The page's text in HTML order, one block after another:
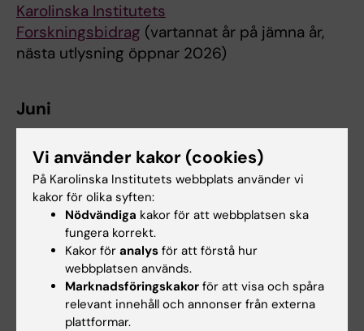
Karolinska Institutets
Forskningsbidrag (vartannat år på jämna år,
nästa utlysning öppnar 2026)
Juni
Juli
Augusti
KI resebidrag (period 3) inkl digitala
arrangemang(resor mellan november - april)
Axel Hirsch resebidrag (period 3)(resor
Vi använder kakor (cookies)
På Karolinska Institutets webbplats använder vi
kakor för olika syften:
Nödvändiga kakor för att webbplatsen ska
fungera korrekt.
Kakor för analys för att förstå hur
webbplatsen används.
Marknadsföringskakor för att visa och spåra
relevant innehåll och annonser från externa
plattformar.